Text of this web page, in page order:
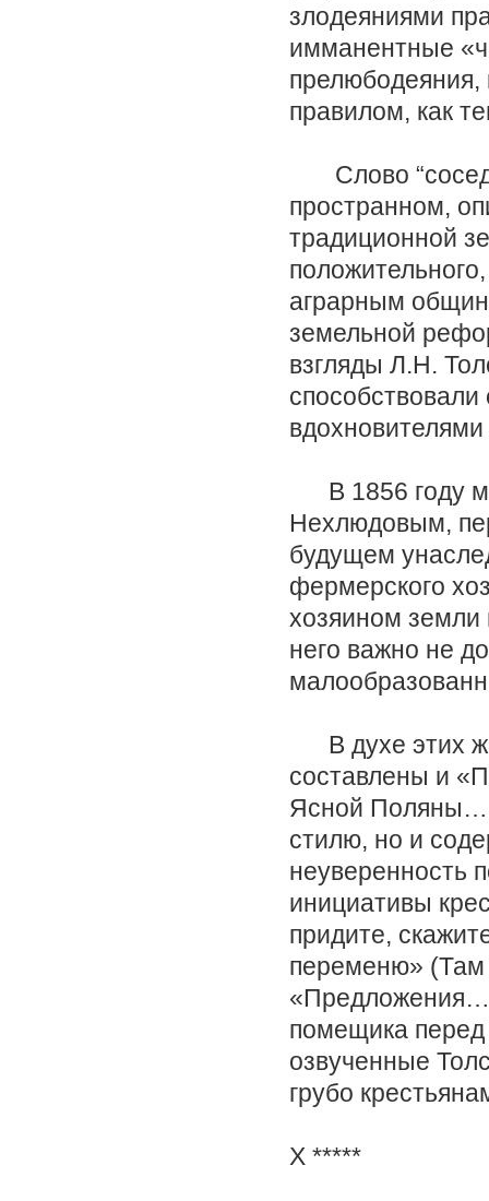
злодеяниями
имманентные
прелюбодеяния,
правилом, как
Слово
пространном,
традиционной
аграрным
земельной
взгляды Л.Н.
В 1856 году
Нехлюдовым,
будущем
фермерского
хозяином земли
него важно не
В духе этих
составлены и
Ясной
стилю, но и
неуверенность
инициативы
придите,
переменю» (Там
помещика перед
озвученные
грубо
X *****